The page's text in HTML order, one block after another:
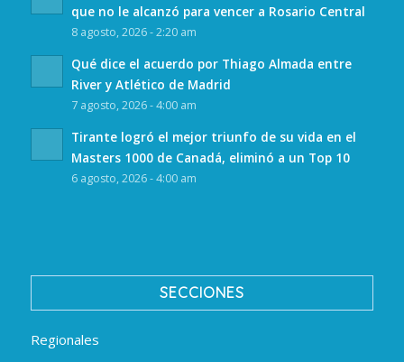
que no le alcanzó para vencer a Rosario Central
8 agosto, 2026 - 2:20 am
Qué dice el acuerdo por Thiago Almada entre
River y Atlético de Madrid
7 agosto, 2026 - 4:00 am
Tirante logró el mejor triunfo de su vida en el
Masters 1000 de Canadá, eliminó a un Top 10
6 agosto, 2026 - 4:00 am
SECCIONES
Regionales